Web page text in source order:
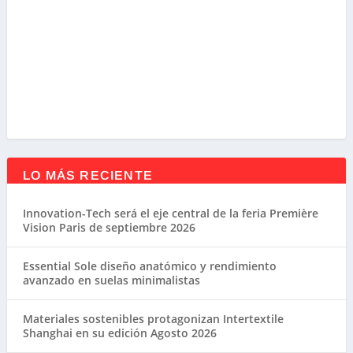
LO MÁS RECIENTE
Innovation-Tech será el eje central de la feria Première
Vision Paris de septiembre 2026
Essential Sole diseño anatómico y rendimiento
avanzado en suelas minimalistas
Materiales sostenibles protagonizan Intertextile
Shanghai en su edición Agosto 2026